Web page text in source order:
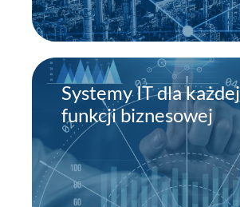
Systemy IT dla każdej
funkcji biznesowej